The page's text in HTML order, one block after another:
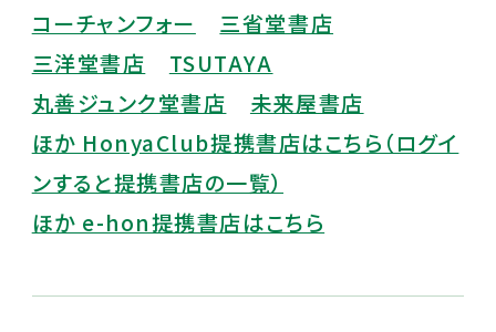
コーチャンフォー
三省堂書店
三洋堂書店
TSUTAYA
丸善ジュンク堂書店
未来屋書店
ほか HonyaClub提携書店はこちら（ログイ
ンすると提携書店の一覧）
ほか e-hon提携書店はこちら